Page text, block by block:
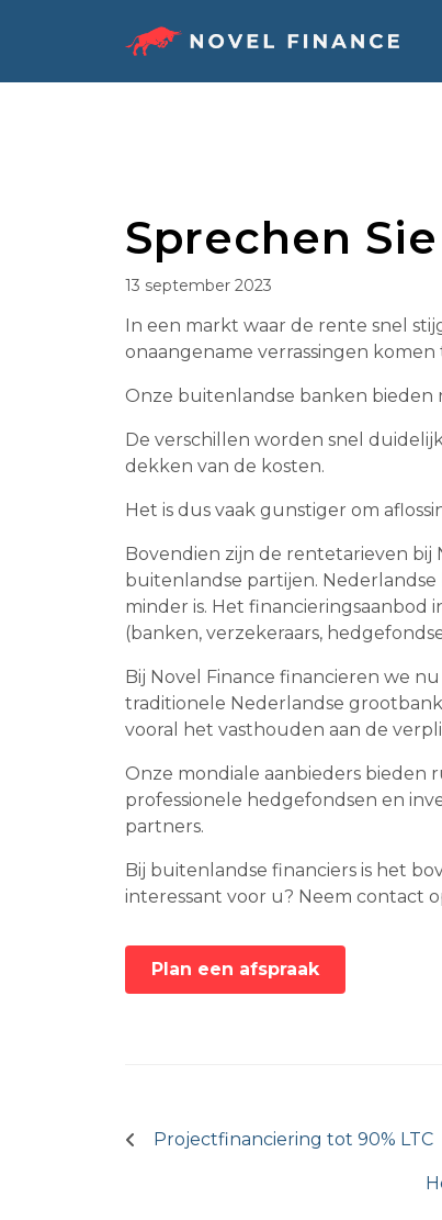
Sprechen
13 september 2023
In een markt waar de rente snel
onaangename verrassingen
Onze buitenlandse banken bieden
De verschillen worden snel
dekken van de kosten.
Het is dus vaak gunstiger om
Bovendien zijn de rentetarieven
buitenlandse partijen. Nederlandse
minder is. Het financieringsaanbod
(banken, verzekeraars,
Bij Novel Finance financieren we
traditionele Nederlandse
vooral het vasthouden aan de
Onze mondiale aanbieders
professionele hedgefondsen en
partners.
Bij buitenlandse financiers is het
interessant voor u? Neem contact
Plan een afspraak
navigatie
Projectfinanciering tot 90% LTC